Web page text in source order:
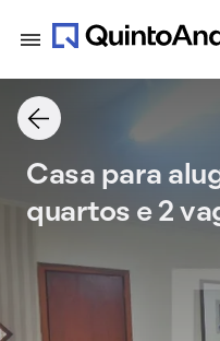
Casa para
quartos e 2